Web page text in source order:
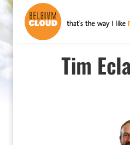
Tim